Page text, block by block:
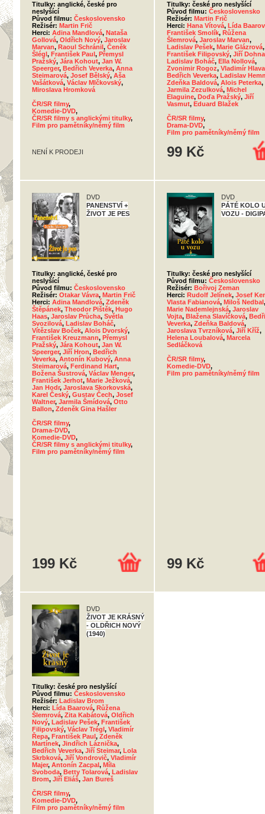
Titulky: anglické, české pro
neslyšící
Původ filmu: Československo
Režisér: Martin Frič
Herci: Adina Mandlová, Nataša
Gollová, Oldřich Nový, Jaroslav
Marvan, Raoul Schránil, Čeněk
Šlégl, František Paul, Přemysl
Pražský, Jára Kohout, Jan W.
Speerger, Bedřich Veverka, Anna
Steimarová, Josef Bělský, Aša
Vašátková, Václav Mlčkovský,
Miroslava Hromková
ČR/SR filmy,
Komedie-DVD,
ČR/SR filmy s anglickými titulky,
Film pro pamětníky/němý film
NENÍ K PRODEJI
Titulky: české pro neslyšící
Původ filmu: Československo
Režisér: Martin Frič
Herci: Hana Vítová, Lída
František Smolík, Růžena
Šlemrová, Jaroslav Marvan,
Ladislav Pešek, Marie Glázrová,
František Filipovský, Jiří
Ladislav Boháč, Ella Nollová,
Zvonimir Rogoz, Vladimír
Bedřich Veverka, Ladislav
Zdeňka Baldová, Alois Peterka,
Jarmila Zezulková, Michel
Elaguine, Doďa Pražský, Jiří
Vasmut, Eduard Blažek
ČR/SR filmy,
Drama-DVD,
Film pro pamětníky/němý film
99 Kč
DVD
PANENSTVÍ +
ŽIVOT JE PES
Titulky: anglické, české pro
neslyšící
Původ filmu: Československo
Režisér: Otakar Vávra, Martin Frič
Herci: Adina Mandlová, Zdeněk
Štěpánek, Theodor Pištěk, Hugo
Haas, Jaroslav Průcha, Světla
Svozilová, Ladislav Boháč,
Vítězslav Boček, Alois Dvorský,
František Kreuzmann, Přemysl
Pražský, Jára Kohout, Jan W.
Speerger, Jiří Hron, Bedřich
Veverka, Antonín Kubový, Anna
Steimarová, Ferdinand Hart,
Božena Šustrová, Václav Menger,
František Jerhot, Marie Ježková,
Jan Hodr, Jaroslava Skorkovská,
Karel Český, Gustav Čech, Josef
Waltner, Jarmila Šmídová, Otto
Ballon, Zdeněk Gina Hašler
ČR/SR filmy,
Drama-DVD,
Komedie-DVD,
ČR/SR filmy s anglickými titulky,
Film pro pamětníky/němý film
199 Kč
DVD
PÁTÉ KOLO
VOZU -
Titulky: české pro neslyšící
Původ filmu: Československo
Režisér: Bořivoj Zeman
Herci: Rudolf Jelínek, Josef
Vlasta Fabianová, Miloš Nedbal,
Marie Nademlejnská, Jaroslav
Vojta, Blažena Slavíčková,
Veverka, Zdeňka Baldová,
Jaroslava Tvrzníková, Jiří Kříž,
Helena Loubalová, Marcela
Sedláčková
ČR/SR filmy,
Komedie-DVD,
Film pro pamětníky/němý film
99 Kč
DVD
ŽIVOT JE KRÁSNÝ
- OLDŘICH NOVÝ
(1940)
Titulky: české pro neslyšící
Původ filmu: Československo
Režisér: Ladislav Brom
Herci: Lída Baarová, Růžena
Šlemrová, Zita Kabátová, Oldřich
Nový, Ladislav Pešek, František
Filipovský, Václav Trégl, Vladimír
Řepa, František Paul, Zdeněk
Martínek, Jindřich Láznička,
Bedřich Veverka, Jiří Steimar, Lola
Skrbková, Jiří Vondrovič, Vladimír
Majer, Antonín Zacpal, Míla
Svoboda, Betty Tolarová, Ladislav
Brom, Jiří Eliáš, Jan Bureš
ČR/SR filmy,
Komedie-DVD,
Film pro pamětníky/němý film